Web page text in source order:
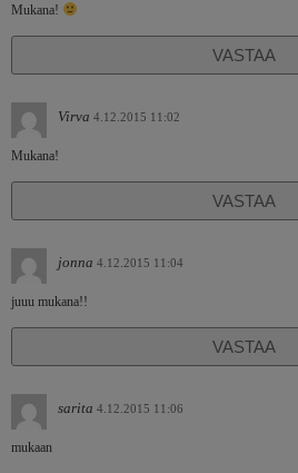
Mukana!
VASTAA
Virva 4.12.2015 11:02
Mukana!
VASTAA
jonna 4.12.2015 11:04
juuu mukana!!
VASTAA
sarita 4.12.2015 11:06
mukaan